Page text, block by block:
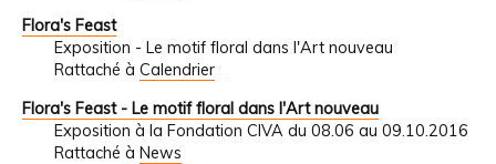
Flora's Feast
Exposition - Le motif floral dans l'Art nouveau
Rattaché à Calendrier
Flora's Feast - Le motif floral dans l'Art nouveau
Exposition à la Fondation CIVA du 08.06 au 09.10.2016
Rattaché à News